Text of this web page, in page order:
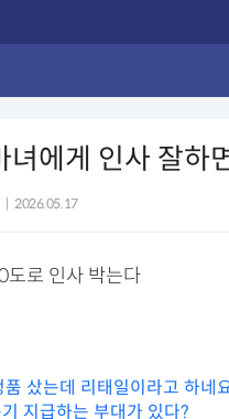
녀에게 인사 잘하
2026.05.17
도로 인사 박는다
샀는데 리태일이라고 하네
지급하는 부대가 있다?